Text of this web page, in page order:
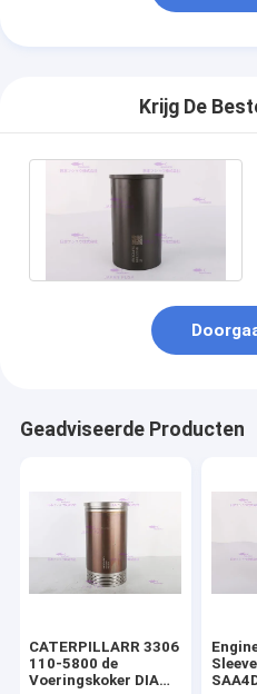
Krijg De
Geadviseerde Producten
CATERPILLARR 3306
110-5800 de
Voeringskoker DIA